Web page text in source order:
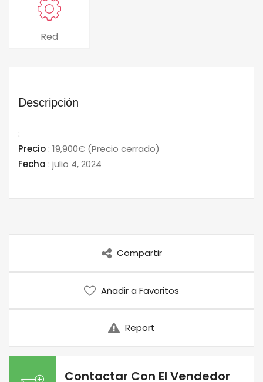
Red
Descripción
:
Precio : 19,900€ (Precio cerrado)
Fecha : julio 4, 2024
Compartir
Añadir a Favoritos
Report
Contactar Con El Vendedor